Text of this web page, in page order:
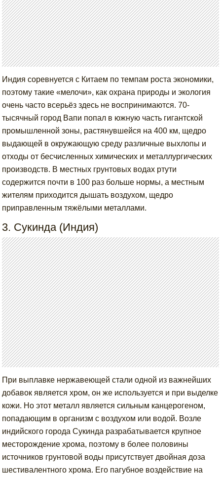
Индия соревнуется с Китаем по темпам роста экономики,
поэтому такие «мелочи», как охрана природы и экология
очень часто всерьёз здесь не воспринимаются. 70-
тысячный город Вапи попал в южную часть гигантской
промышленной зоны, растянувшейся на 400 км, щедро
выдающей в окружающую среду различные выхлопы и
отходы от бесчисленных химических и металлургических
производств. В местных грунтовых водах ртути
содержится почти в 100 раз больше нормы, а местным
жителям приходится дышать воздухом, щедро
приправленным тяжёлыми металлами.
3. Сукинда (Индия)
При выплавке нержавеющей стали одной из важнейших
добавок является хром, он же используется и при выделке
кожи. Но этот металл является сильным канцерогеном,
попадающим в организм с воздухом или водой. Возле
индийского города Сукинда разрабатывается крупное
месторождение хрома, поэтому в более половины
источников грунтовой воды присутствует двойная доза
шестивалентного хрома. Его пагубное воздействие на